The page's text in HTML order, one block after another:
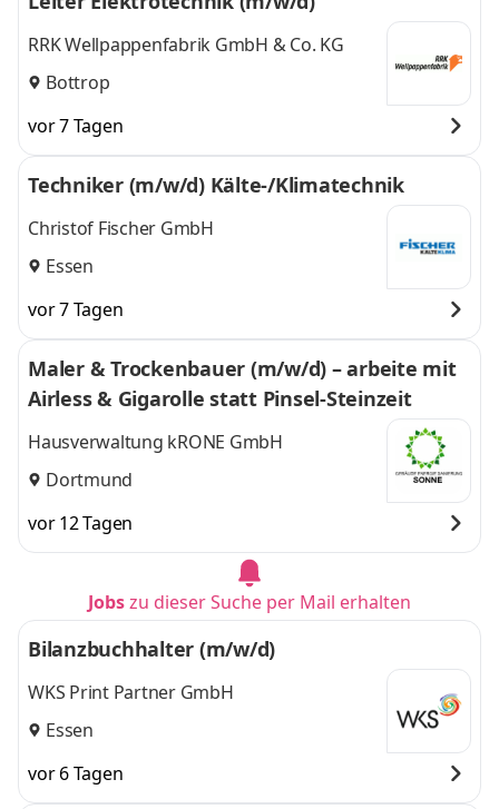
RRK Wellpappenfabrik GmbH & Co. KG
Bottrop
vor 7 Tagen
Techniker (m/w/d) Kälte-/Klimatechnik
Christof Fischer GmbH
Essen
vor 7 Tagen
Maler & Trockenbauer (m/w/d) – arbeite mit
Airless & Gigarolle statt Pinsel-Steinzeit
Hausverwaltung kRONE GmbH
Dortmund
vor 12 Tagen
Jobszu dieser Suche per Mail erhalten
Bilanzbuchhalter (m/w/d)
WKS Print Partner GmbH
Essen
vor 6 Tagen